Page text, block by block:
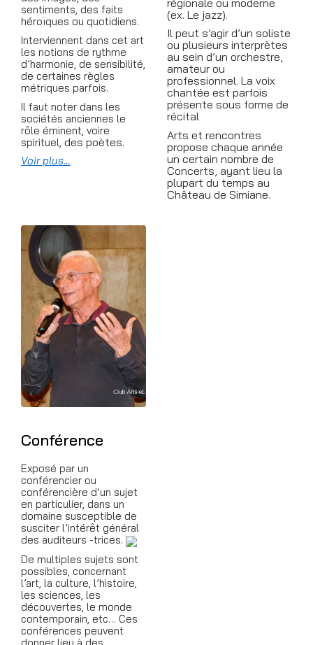
sentiments, des faits
héroïques ou quotidiens.
Interviennent dans cet art
les notions de rythme
d’harmonie, de sensibilité,
de certaines règles
métriques parfois.
Il faut noter dans les
sociétés anciennes le
rôle éminent, voire
spirituel, des poètes.
Voir plus…
(ex. Le jazz).
Il peut s’agir d’un soliste
ou plusieurs interprètes
au sein d’un orchestre,
amateur ou
professionnel. La voix
chantée est parfois
présente sous forme de
récital
Arts et rencontres
propose chaque année
un certain nombre de
Concerts, ayant lieu la
plupart du temps au
Château de Simiane.
Conférence
Exposé par un
conférencier ou
conférencière d’un sujet
en particulier, dans un
domaine susceptible de
susciter l’intérêt général
des auditeurs -trices.
De multiples sujets sont
possibles, concernant
l’art, la culture, l’histoire,
les sciences, les
découvertes, le monde
contemporain, etc… Ces
conférences peuvent